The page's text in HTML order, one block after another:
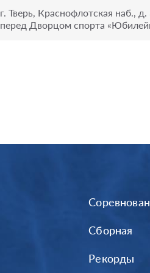
г. Тверь, Краснофлотская наб.,
перед Дворцом спорта
Сборная
Рекорды